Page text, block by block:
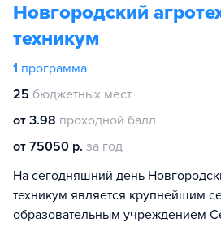
Новгородский
техникум
1 программа
25 бюджетных мест
от 3.98 проходной балл
от 75050 р. за год
На сегодняшний день
техникум является крупнейшим
образовательным учреждением